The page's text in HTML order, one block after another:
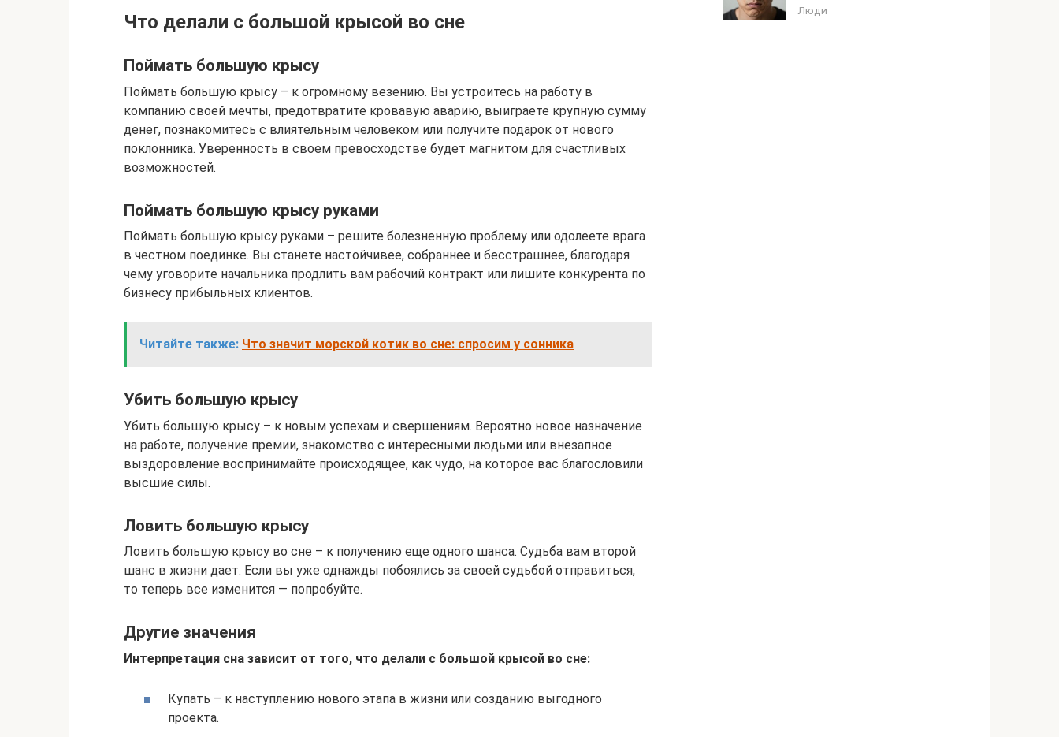
Что делали с большой крысой во сне
Поймать большую крысу
Поймать большую крысу – к огромному везению. Вы устроитесь на работу в
компанию своей мечты, предотвратите кровавую аварию, выиграете крупную сумму
денег, познакомитесь с влиятельным человеком или получите подарок от нового
поклонника. Уверенность в своем превосходстве будет магнитом для счастливых
возможностей.
Поймать большую крысу руками
Поймать большую крысу руками – решите болезненную проблему или одолеете врага
в честном поединке. Вы станете настойчивее, собраннее и бесстрашнее, благодаря
чему уговорите начальника продлить вам рабочий контракт или лишите конкурента по
бизнесу прибыльных клиентов.
Читайте также: Что значит морской котик во сне: спросим у сонника
Убить большую крысу
Убить большую крысу – к новым успехам и свершениям. Вероятно новое назначение
на работе, получение премии, знакомство с интересными людьми или внезапное
выздоровление.воспринимайте происходящее, как чудо, на которое вас благословили
высшие силы.
Ловить большую крысу
Ловить большую крысу во сне – к получению еще одного шанса. Судьба вам второй
шанс в жизни дает. Если вы уже однажды побоялись за своей судьбой отправиться,
то теперь все изменится — попробуйте.
Другие значения
Интерпретация сна зависит от того, что делали с большой крысой во сне:
Купать – к наступлению нового этапа в жизни или созданию выгодного
проекта.
Люди